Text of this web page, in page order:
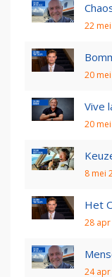
22
20
Vive
20
8 mei
Het
28 apr
24 apr